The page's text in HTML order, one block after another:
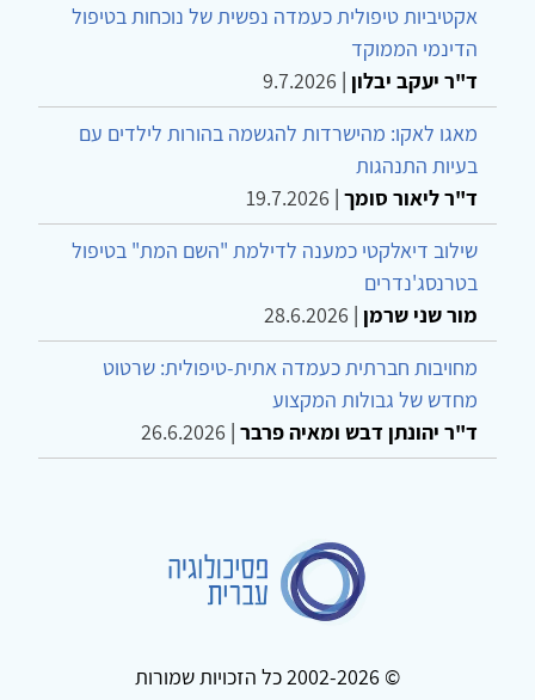
אקטיביות טיפולית כעמדה נפשית של נוכחות בטיפול
הדינמי הממוקד
ד"ר יעקב יבלון |
9.7.2026
מאגו לאקו: מהישרדות להגשמה בהורות לילדים עם
בעיות התנהגות
ד"ר ליאור סומך |
19.7.2026
שילוב דיאלקטי כמענה לדילמת "השם המת" בטיפול
בטרנסג'נדרים
מור שני שרמן |
28.6.2026
מחויבות חברתית כעמדה אתית-טיפולית: שרטוט
מחדש של גבולות המקצוע
ד"ר יהונתן דבש ומאיה פרבר |
26.6.2026
© 2002-2026 כל הזכויות שמורות